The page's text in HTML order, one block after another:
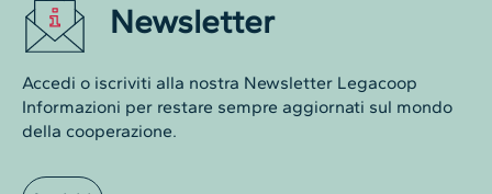
Newsletter
Accedi o iscriviti alla nostra Newsletter Legacoop
Informazioni per restare sempre aggiornati sul mondo
della cooperazione.